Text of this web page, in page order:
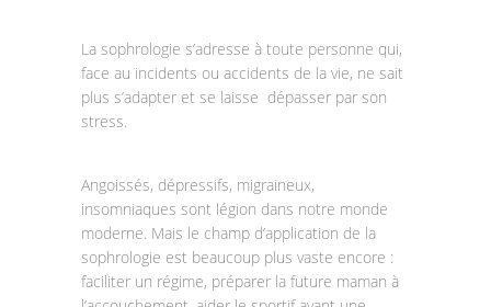
La sophrologie s’adresse à toute personne qui,
face au incidents ou accidents de la vie, ne sait
plus s’adapter et se laisse dépasser par son
stress.
Angoissés, dépressifs, migraineux,
insomniaques sont légion dans notre monde
moderne. Mais le champ d’application de la
sophrologie est beaucoup plus vaste encore :
faciliter un régime, préparer la future maman à